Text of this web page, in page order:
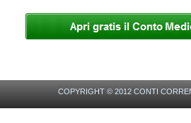
COPYRIGHT © 2012 CONTI